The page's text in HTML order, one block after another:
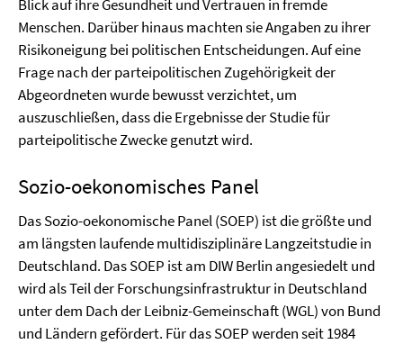
Blick auf ihre Gesundheit und Vertrauen in fremde
Menschen. Darüber hinaus machten sie Angaben zu ihrer
Risikoneigung bei politischen Entscheidungen. Auf eine
Frage nach der parteipolitischen Zugehörigkeit der
Abgeordneten wurde bewusst verzichtet, um
auszuschließen, dass die Ergebnisse der Studie für
parteipolitische Zwecke genutzt wird.
Sozio-oekonomisches Panel
Das Sozio-oekonomische Panel (SOEP) ist die größte und
am längsten laufende multidisziplinäre Langzeitstudie in
Deutschland. Das SOEP ist am DIW Berlin angesiedelt und
wird als Teil der Forschungsinfrastruktur in Deutschland
unter dem Dach der Leibniz-Gemeinschaft (WGL) von Bund
und Ländern gefördert. Für das SOEP werden seit 1984